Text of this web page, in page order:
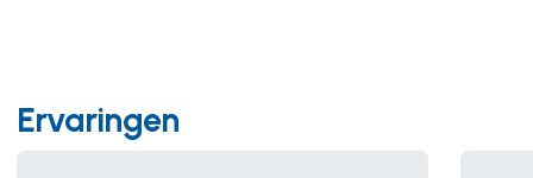
Huishoudaccu
Ervaringen